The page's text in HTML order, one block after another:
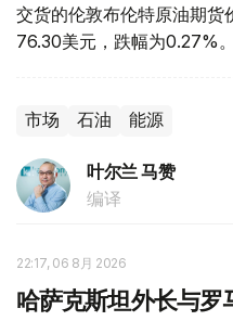
交货的伦敦布伦特原油期货
76.30美元，跌幅为0.27%。
市场 石油 能源
叶尔兰 马赞
编译
22:17, 06 8月 2026
哈萨克斯坦外长与罗